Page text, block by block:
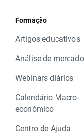
Formação
Artigos educativos
Análise de mercado
Webinars diários
Calendário Macro-
económico
Centro de Ajuda